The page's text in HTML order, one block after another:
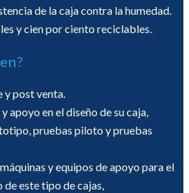
de la caja contra la humedad.
y cien por ciento reciclables.
y post venta.
apoyo en el diseño de su caja,
pruebas piloto y pruebas
y equipos de apoyo para el
este tipo de cajas,